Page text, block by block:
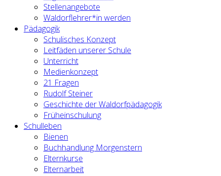
Stellenangebote
Waldorflehrer*in werden
Pädagogik
Schulisches Konzept
Leitfäden unserer Schule
Unterricht
Medienkonzept
21 Fragen
Rudolf Steiner
Geschichte der Waldorfpädagogik
Früheinschulung
Schulleben
Bienen
Buchhandlung Morgenstern
Elternkurse
Elternarbeit